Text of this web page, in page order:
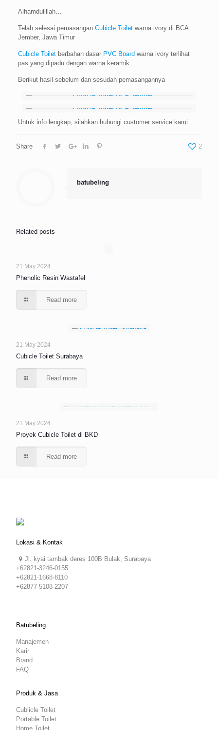
Alhamdulillah…
Telah selesai pemasangan Cubicle Toiletwarna ivory di BCA
Jember, Jawa Timur
Cubicle Toiletberbahan dasar PVC Board warna ivory terlihat
pas yang dipadu dengan warna keramik
Berikut hasil sebelum dan sesudah pemasangannya
Untuk info lengkap, silahkan hubungi customer service kami
Share 2
batubeling
Related posts
21 May 2024
Phenolic Resin Wastafel
Read more
21 May 2024
Cubicle Toilet Surabaya
Read more
21 May 2024
Proyek Cubicle Toilet di BKD
Read more
Lokasi & Kontak
Jl. kyai tambak deres 100B Bulak, Surabaya
+62821-3246-0155
+62821-1668-8110
+62877-5108-2207
Batubeling
Manajemen
Karir
Brand
FAQ
Produk & Jasa
Cublicle Toilet
Portable Toilet
Home Toilet